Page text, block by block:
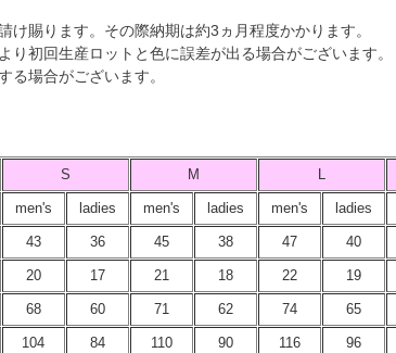
賜ります。その際納期は約3ヵ月程度かかります。
初回生産ロットと色に誤差が出る場合がございます。
場合がございます。
S M L
men's ladies men's ladies men's ladies
43 36 45 38 47 40
20 17 21 18 22 19
68 60 71 62 74 65
104 84 110 90 116 96